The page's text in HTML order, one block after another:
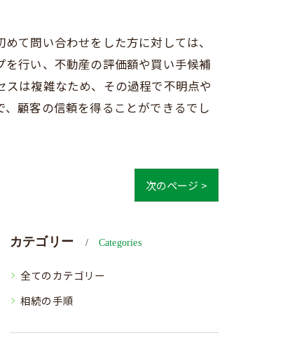
て問い合わせをした方に対しては、
行い、不動産の評価額や買い手候補
は複雑なため、その過程で不明点や
顧客の信頼を得ることができるでし
次のページ >
カテゴリー Categories
全てのカテゴリー
相続の手順